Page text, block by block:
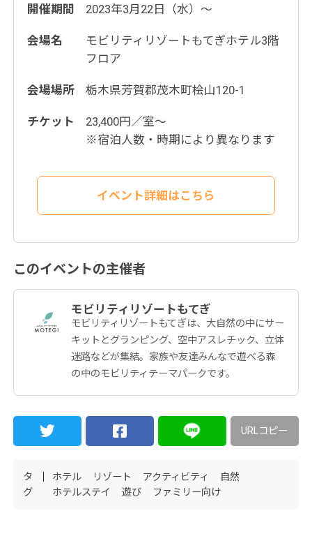
開催期間 2023年3月22日（水）〜
会場名
モビリティリゾートもてぎホテル3階
フロア
会場場所 栃木県芳賀郡茂木町桧山120-1
チケット
23,400円／室〜
※宿泊人数・時期により異なります
イベント詳細はこちら
このイベントの主催者
モビリティリゾートもてぎ
モビリティリゾートもてぎは、大自然の中にサー
キットとグランピング、空中アスレチック、立体
迷路などが集結。家族や友達みんなで遊べる森
の中のモビリティテーマパークです。
URLコピー
タ
グ
ホテル リゾート アクティビティ
自然
ホテルステイ
遊び ファミリー向け